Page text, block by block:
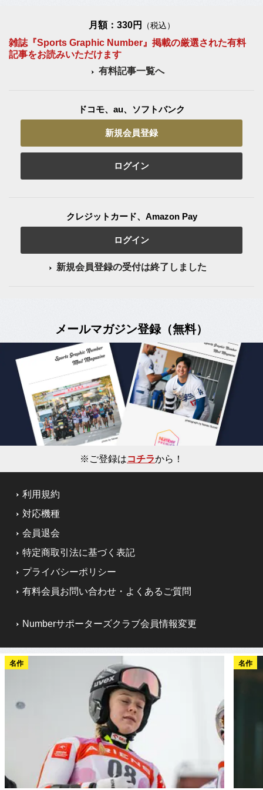
月額：330円 （税込）
雑誌『Sports Graphic Number』掲載の厳選された有料
記事をお読みいただけます
有料記事一覧へ
ドコモ、au、ソフトバンク
新規会員登録
ログイン
クレジットカード、Amazon Pay
ログイン
新規会員登録の受付は終了しました
メールマガジン登録（無料）
※ご登録はコチラから！
利用規約
対応機種
会員退会
特定商取引法に基づく表記
プライバシーポリシー
有料会員お問い合わせ・よくあるご質問
Numberサポーターズクラブ会員情報変更
名作 名作